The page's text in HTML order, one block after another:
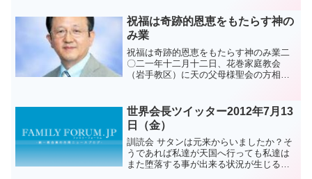
粒のレーズン（キャンデ...
祝福は奇跡的恩恵をもたらす神の
み業
祝福は奇跡的恩恵をもたらす神のみ業二
〇二一年十二月十二日、花巻家庭教会
（岩手教区）に天の父母様聖会の方相
に立った方相逸・大陸会長は、日本人に
対して恨みを抱いていた父親の...
世界会長ツイッター2012年7月13
日（金）
訓読会 サタンは元来からいましたか？そ
うであれば私達が天国へ行っても私達は
また堕落する事が出来る状況が生じると